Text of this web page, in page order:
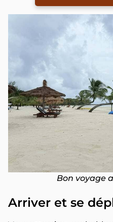
Bon voyage
Arriver et se